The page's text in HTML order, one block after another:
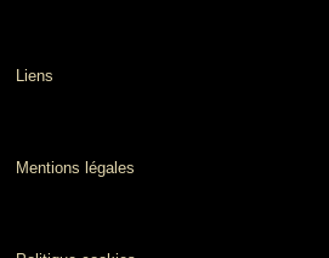
Liens
Mentions légales